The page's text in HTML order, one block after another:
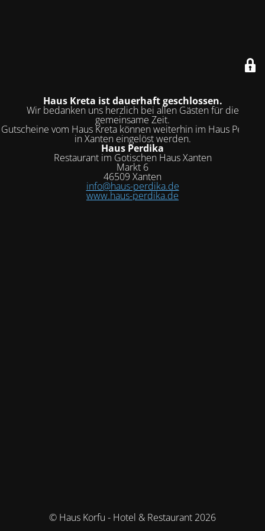
Haus Kreta ist dauerhaft geschlossen.
Wir bedanken uns herzlich bei allen Gästen für die
gemeinsame Zeit.
Gutscheine vom Haus Kreta können weiterhin im Haus Perdika
in Xanten eingelöst werden.
Haus Perdika
Restaurant im Gotischen Haus Xanten
Markt 6
46509 Xanten
info@haus-perdika.de
www.haus-perdika.de
© Haus Korfu - Hotel & Restaurant 2026